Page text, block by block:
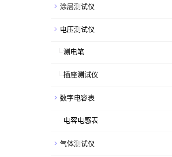
涂层测试仪
电压测试仪
测电笔
插座测试仪
数字电容表
电容电感表
气体测试仪